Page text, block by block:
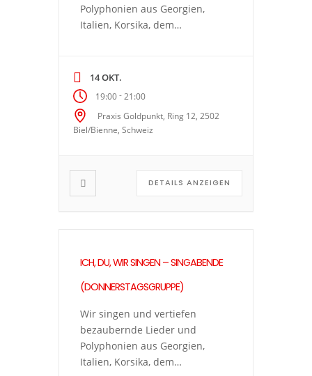
Polyphonien aus Georgien,
Italien, Korsika, dem
anderen Kulturkreisen und
lassen Musik in angeleiteten
Improvisationen im Moment
entstehen. Wir singen a
cappella (ohne
mehrstimmig, hören
aufeinander, erkunden und
geniessen die Klangfarben
Gedanken über „richtig“ […]
14 OKT.
19:00- 21:00
Praxis Goldpunkt, Ring 12, 2502
Biel/Bienne, Schweiz
DETAILS ANZEIGEN
ICH, DU, WIR SINGEN – SINGABENDE
(DONNERSTAGSGRUPPE)
Wir singen und vertiefen
bezaubernde Lieder und
Polyphonien aus Georgien,
Italien, Korsika, dem